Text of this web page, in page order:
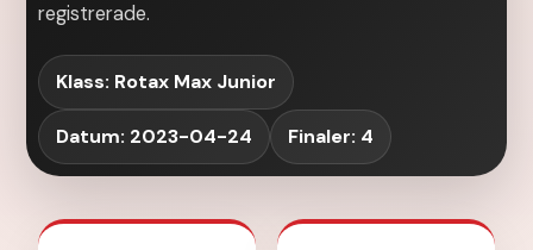
registrerade.
Klass: Rotax Max Junior
Datum: 2023-04-24 Finaler: 4